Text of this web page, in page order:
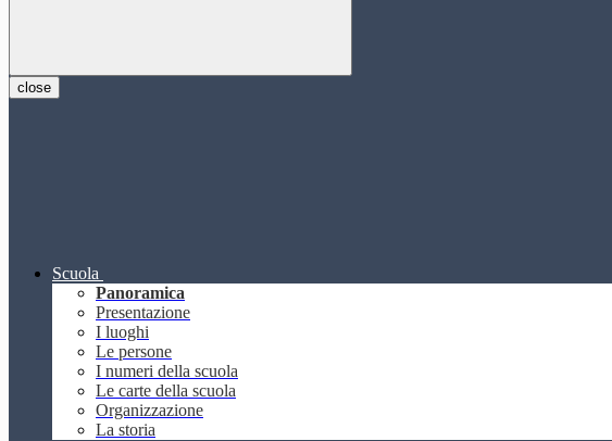
close
Scuola
Panoramica
Presentazione
I luoghi
Le persone
I numeri della scuola
Le carte della scuola
Organizzazione
La storia